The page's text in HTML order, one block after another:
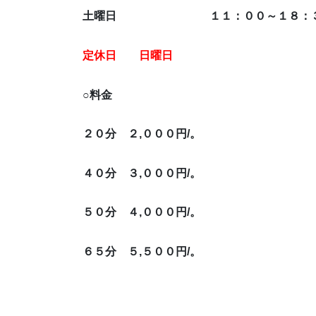
土曜日 １１：００～１８：
定休日 日曜日
○料金
２０分 ２,０００円/。
４０分 ３,０００円/。
５０分 ４,０００円/。
６５分 ５,５００円/。